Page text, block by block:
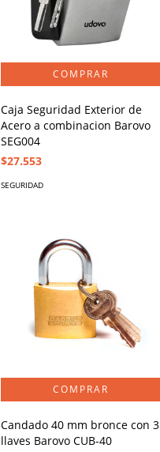
Caja Seguridad Exterior de
Acero a combinacion Barovo
SEG004
$27.553
SEGURIDAD
Candado 40 mm bronce con 3
llaves Barovo CUB-40